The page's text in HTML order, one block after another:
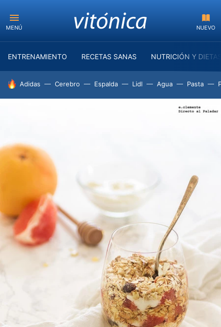
MENÚ NUEVO
ENTRENAMIENTO RECETAS SANAS NUTRICIÓN Y
HOY SE HABLA DE
Adidas Cerebro Espalda Lidl Agua Pasta